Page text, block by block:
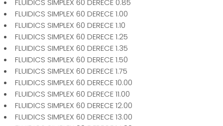
FLUIDICS SIMPLEX 60 DERECE 0.85
FLUIDICS SIMPLEX 60 DERECE 1.00
FLUIDICS SIMPLEX 60 DERECE 1.10
FLUIDICS SIMPLEX 60 DERECE 1.25
FLUIDICS SIMPLEX 60 DERECE 1.35
FLUIDICS SIMPLEX 60 DERECE 1.50
FLUIDICS SIMPLEX 60 DERECE 1.75
FLUIDICS SIMPLEX 60 DERECE 10.00
FLUIDICS SIMPLEX 60 DERECE 11.00
FLUIDICS SIMPLEX 60 DERECE 12.00
FLUIDICS SIMPLEX 60 DERECE 13.00